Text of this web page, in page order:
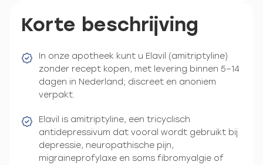
Korte beschrijving
In onze apotheek kunt u Elavil (amitriptyline)
zonder recept kopen, met levering binnen 5–14
dagen in Nederland; discreet en anoniem
verpakt.
Elavil is amitriptyline, een tricyclisch
antidepressivum dat vooral wordt gebruikt bij
depressie, neuropathische pijn,
migraineprofylaxe en soms fibromyalgie of